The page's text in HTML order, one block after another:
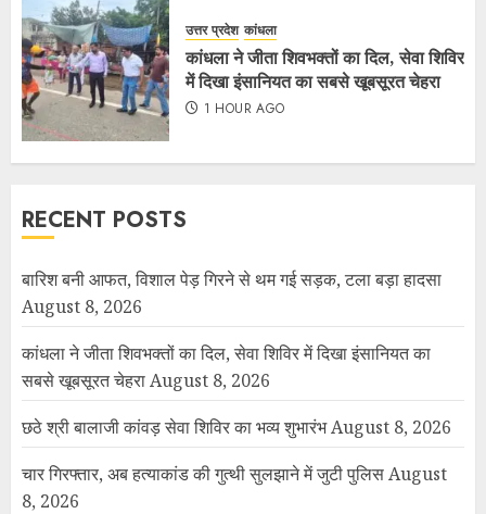
उत्तर प्रदेश कांधला
कांधला ने जीता शिवभक्तों का दिल, सेवा शिविर
में दिखा इंसानियत का सबसे खूबसूरत चेहरा
1 HOUR AGO
RECENT POSTS
बारिश बनी आफत, विशाल पेड़ गिरने से थम गई सड़क, टला बड़ा हादसा
August 8, 2026
कांधला ने जीता शिवभक्तों का दिल, सेवा शिविर में दिखा इंसानियत का
सबसे खूबसूरत चेहराAugust 8, 2026
छठे श्री बालाजी कांवड़ सेवा शिविर का भव्य शुभारंभAugust 8, 2026
चार गिरफ्तार, अब हत्याकांड की गुत्थी सुलझाने में जुटी पुलिसAugust
8, 2026